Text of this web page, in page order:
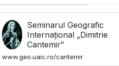
Seminarul Geografic
Internațional „Dimitrie
Cantemir”
www.geo.uaic.ro/cantemir